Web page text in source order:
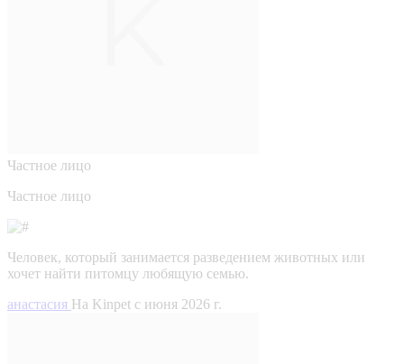
Частное лицо
Частное лицо
Человек, который занимается разведением животных или
хочет найти питомцу любящую семью.
анастасия На Kinpet c июня 2026 г.